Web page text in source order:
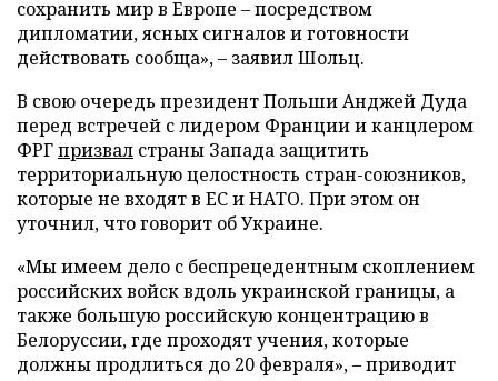
сохранить мир в Европе – посредством
дипломатии, ясных сигналов и готовности
действовать сообща», – заявил Шольц.
В свою очередь президент Польши Анджей Дуда
перед встречей с лидером Франции и канцлером
ФРГпризвал страны Запада защитить
территориальную целостность стран-союзников,
которые не входят в ЕС и НАТО. При этом он
уточнил, что говорит об Украине.
«Мы имеем дело с беспрецедентным скоплением
российских войск вдоль украинской границы, а
также большую российскую концентрацию в
Белоруссии, где проходят учения, которые
должны продлиться до 20 февраля», – приводит